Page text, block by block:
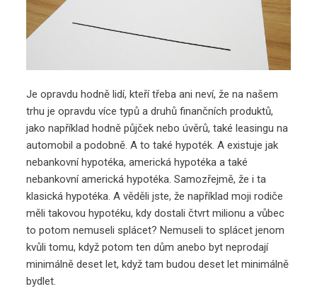
Je opravdu hodně lidí, kteří třeba ani neví, že na našem
trhu je opravdu více typů a druhů finančních produktů,
jako například hodně půjček nebo úvěrů, také leasingu na
automobil a podobně. A to také hypoték. A existuje jak
nebankovní hypotéka, americká hypotéka a také
nebankovní americká hypotéka. Samozřejmě, že i ta
klasická hypotéka. A věděli jste, že například moji rodiče
měli takovou hypotéku, kdy dostali čtvrt milionu a vůbec
to potom nemuseli splácet? Nemuseli to splácet jenom
kvůli tomu, když potom ten dům anebo byt neprodají
minimálně deset let, když tam budou deset let minimálně
bydlet.